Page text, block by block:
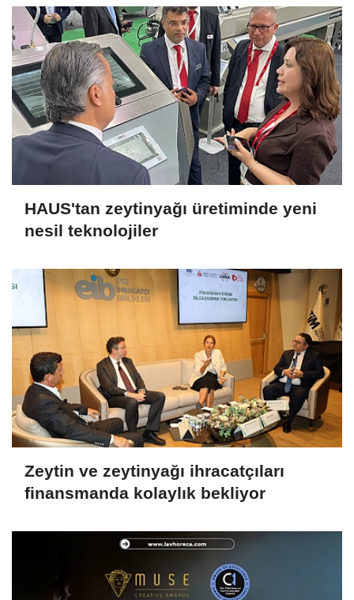
HAUS'tan zeytinyağı üretiminde yeni
nesil teknolojiler
Zeytin ve zeytinyağı ihracatçıları
finansmanda kolaylık bekliyor